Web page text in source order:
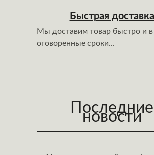
Быстрая доставка
Мы доставим товар быстро и в
оговоренные сроки...
Последние
новости